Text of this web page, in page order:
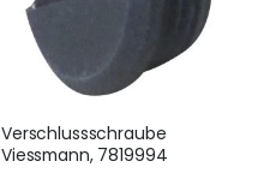
Verschlussschraube
Viessmann, 7819994